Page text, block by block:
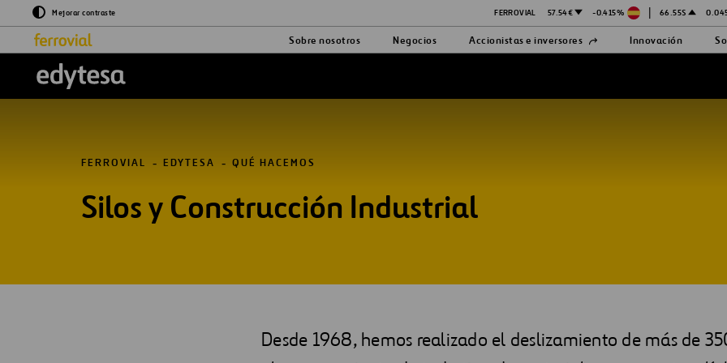
Mejorar contraste FERROVIAL 57.54€ -0.415% | 66.55$
Sobre nosotros Negocios
Abrir
en
Accionistas e inversores Innovación
FERROVIAL EDYTESA QUÉ HACEMOS
Silos y Construcción Industrial
Desde 1968, hemos realizado el deslizamiento de más de